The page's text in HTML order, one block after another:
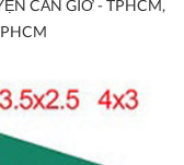
CẦN GIỜ - TPHCM,